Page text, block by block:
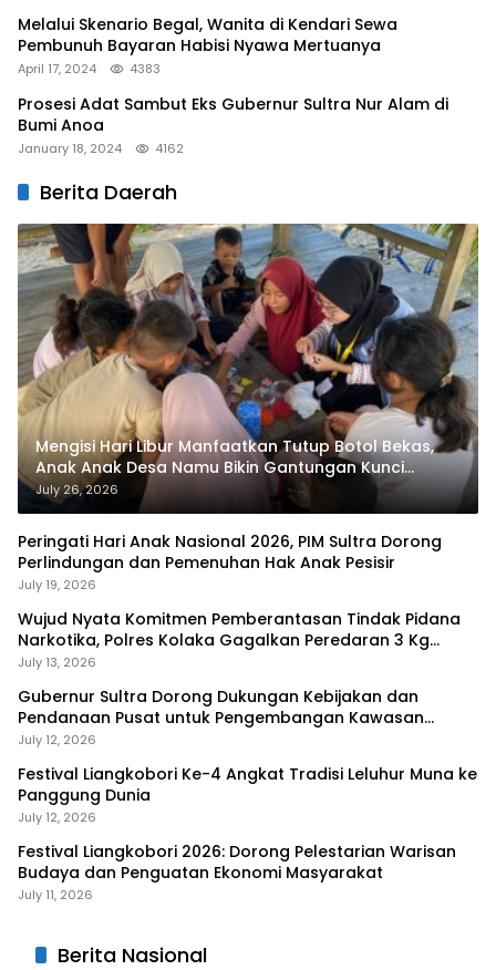
Melalui Skenario Begal, Wanita di Kendari Sewa
Pembunuh Bayaran Habisi Nyawa Mertuanya
April 17, 2024 4383
Prosesi Adat Sambut Eks Gubernur Sultra Nur Alam di
Bumi Anoa
January 18, 2024 4162
Berita Daerah
Mengisi Hari Libur Manfaatkan Tutup Botol Bekas,
Anak Anak Desa Namu Bikin Gantungan Kunci
Bernilai Ekonomi
July 26, 2026
Peringati Hari Anak Nasional 2026, PIM Sultra Dorong
Perlindungan dan Pemenuhan Hak Anak Pesisir
July 19, 2026
Wujud Nyata Komitmen Pemberantasan Tindak Pidana
Narkotika, Polres Kolaka Gagalkan Peredaran 3 Kg
Sabu-Sabu
July 13, 2026
Gubernur Sultra Dorong Dukungan Kebijakan dan
Pendanaan Pusat untuk Pengembangan Kawasan
Liangkobhori
July 12, 2026
Festival Liangkobori Ke-4 Angkat Tradisi Leluhur Muna ke
Panggung Dunia
July 12, 2026
Festival Liangkobori 2026: Dorong Pelestarian Warisan
Budaya dan Penguatan Ekonomi Masyarakat
July 11, 2026
Berita Nasional